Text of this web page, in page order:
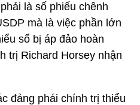
là số phiếu chênh
mà là việc phần lớn
số bị áp đảo hoàn
trị Richard Horsey nhận
đảng phái chính trị thiểu